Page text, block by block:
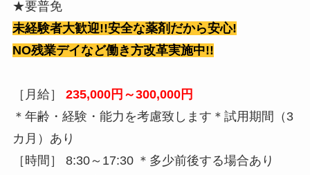
★要普免
未経験者大歓迎!!安全な薬剤だから安心!
NO残業デイなど働き方改革実施中!!
［月給］ 235,000円～300,000円
＊年齢・経験・能力を考慮致します＊試用期間（3
カ月）あり
［時間］ 8:30～17:30 ＊多少前後する場合あり